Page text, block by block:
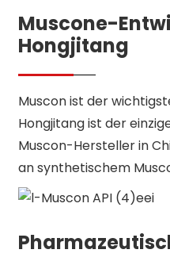
Muscone-
Hongjitang
Muscon ist der
Hongjitang ist der
Muscon-Hersteller in
an synthetischem